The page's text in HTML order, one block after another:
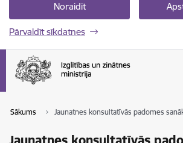
Noraidīt
Pārvaldīt sīkdatnes
Sākums Jaunatnes konsultatīvās padomes